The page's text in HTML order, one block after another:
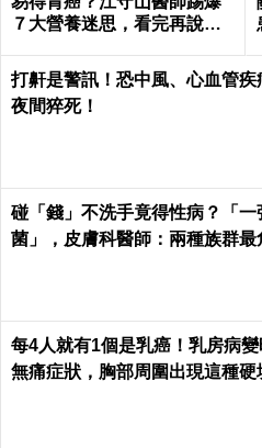
７大營養迷思，看完再說你
打鼾是警訊！恐中風、心血管疾
夜間猝死！
碰「錢」不洗手竟得性病？「一
菌」，皮膚科醫師：兩種族群最
每4人就有1個是乳癌！乳房病
無痛症狀，胸部周圍出現這種硬